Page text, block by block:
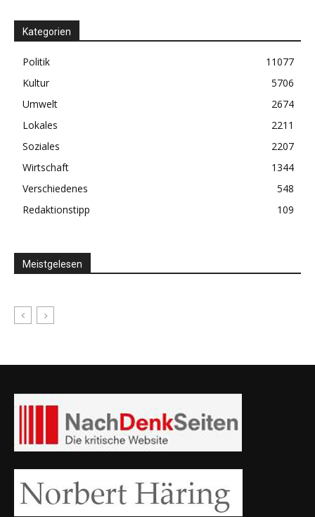
Kategorien
Politik
11077
Kultur
5706
Umwelt
2674
Lokales
2211
Soziales
2207
Wirtschaft
1344
Verschiedenes
548
Redaktionstipp
109
Meistgelesen